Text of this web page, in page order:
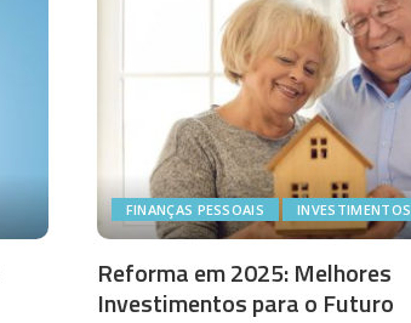
FINANÇAS PESSOAIS INVESTIMENTOS
Reforma em 2025: Melhores
Investimentos para o Futuro